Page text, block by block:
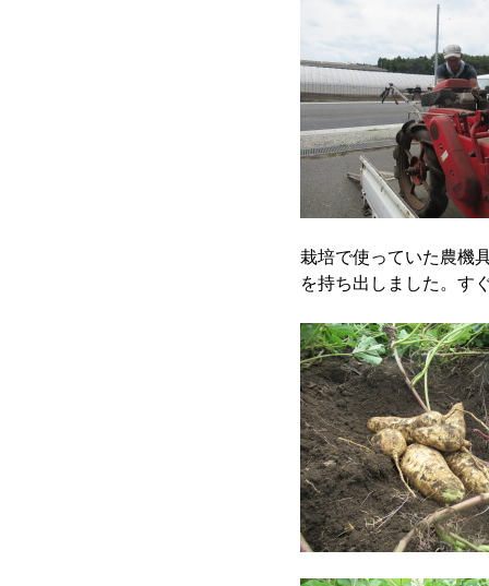
栽培で使っていた農機
を持ち出しました。す